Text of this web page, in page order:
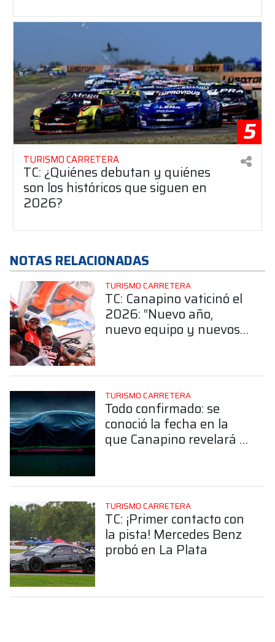
5
TURISMO CARRETERA
TC: ¿Quiénes debutan y quiénes
son los históricos que siguen en
2026?
NOTAS RELACIONADAS
TURISMO CARRETERA
TC: Canapino vaticinó el
2026: “Nuevo año,
nuevo equipo y nuevos
TURISMO CARRETERA
Todo confirmado: se
conoció la fecha en la
que Canapino revelará el
TURISMO CARRETERA
TC: ¡Primer contacto con
la pista! Mercedes Benz
probó en La Plata